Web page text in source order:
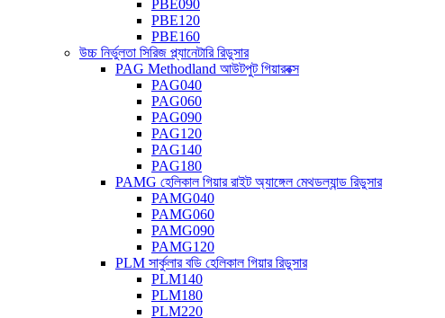
PBE090
PBE120
PBE160
উচ্চ নির্ভুলতা সিরিজ প্ল্যানেটারি রিডুসার
PAG Methodland আউটপুট গিয়ারবক্স
PAG040
PAG060
PAG090
PAG120
PAG140
PAG180
PAMG হেলিকাল গিয়ার রাইট অ্যাঙ্গেল মেথডল্যান্ড রিডুসার
PAMG040
PAMG060
PAMG090
PAMG120
PLM সার্কুলার বডি হেলিকাল গিয়ার রিডুসার
PLM140
PLM180
PLM220